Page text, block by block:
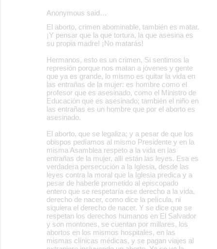
Anonymous said…
El aborto, crimen abominable, también es matar.
¡Y pensar que la que tortura, la que asesina es
su propia madre! ¡No matarás!
Hermanos, esto es un crimen, Si sentimos la
represión porque nos matan a jóvenes y gente
que ya es grande, lo mismo es quitar la vida en
las entrañas de la mujer: es hombre como el
profesor que es asesinado, como el Ministro de
Educación que es asesinado; también el niño en
las entrañas es un hombre que por el aborto es
asesinado.
El aborto, que se legaliza; y a pesar de que los
obispos pedíamos al mismo Presidente y en la
misma Asamblea respeto a la vida en las
entrañas de la mujer, allí están las leyes. Esa es
verdadera persecución a la Iglesia, desde las
leyes contra la moral que la Iglesia predica y a
pesar de haberle prometido al episcopado
entero que se respetaría ese derecho a la vida,
derecho de nacer, como dice la película, ni
siquiera el derecho de nacer. Y se dice que se
respetan los derechos humanos en El Salvador
y son montones, se cuentan por millares, los
abortos en los mismos hospitales, en las
mismas clínicas médicas, y se pagan viajes al